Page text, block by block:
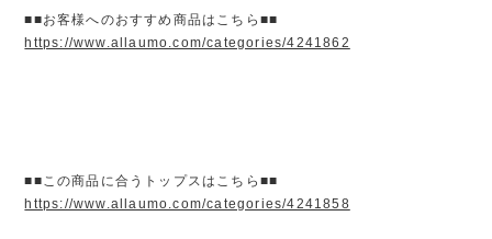
■■お客様へのおすすめ商品はこちら■■
https://www.allaumo.com/categories/4241862
■■この商品に合うトップスはこちら■■
https://www.allaumo.com/categories/4241858